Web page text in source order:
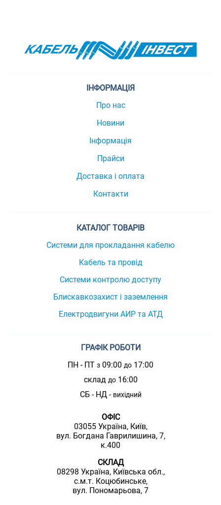
ІНФОРМАЦІЯ
Про нас
Новини
Інформація
Прайси
Доставка і оплата
Контакти
КАТАЛОГ ТОВАРІВ
Системи для прокладання кабелю
Кабель та провід
Системи контролю доступу
Блискавкозахист і заземлення
Електродвигуни АИР та АТД
ГРАФІК РОБОТИ
ПН - ПТ з 09:00 до 17:00
склад до16:00
СБ - НД - вихідний
ОФІС
03055 Україна, Київ,
вул. Богдана Гаврилишина, 7,
к.400
СКЛАД
08298 Україна, Київська обл.,
с.м.т. Коцюбинське,
вул. Пономарьова, 7